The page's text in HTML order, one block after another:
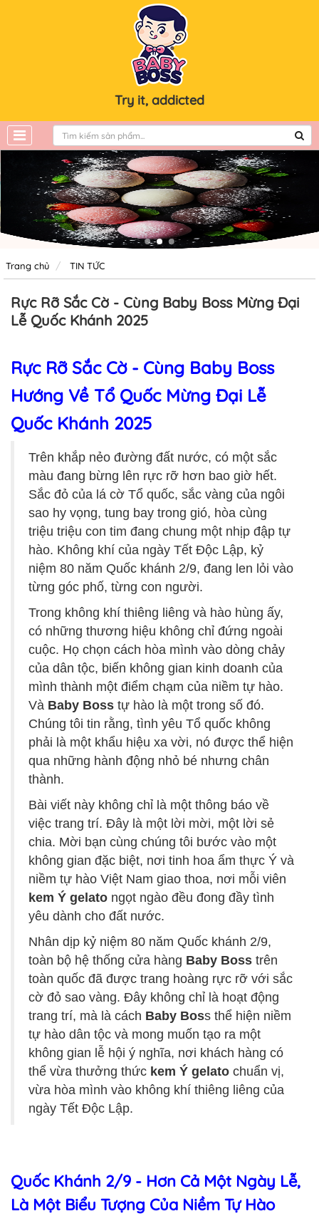
Try it, addicted
Trang chủ TIN TỨC
Rực Rỡ Sắc Cờ - Cùng Baby Boss Mừng Đại
Lễ Quốc Khánh 2025
Rực Rỡ Sắc Cờ - Cùng Baby Boss
Hướng Về Tổ Quốc Mừng Đại Lễ
Quốc Khánh 2025
Trên khắp nẻo đường đất nước, có một sắc
màu đang bừng lên rực rỡ hơn bao giờ hết.
Sắc đỏ của lá cờ Tổ quốc, sắc vàng của ngôi
sao hy vọng, tung bay trong gió, hòa cùng
triệu triệu con tim đang chung một nhịp đập tự
hào. Không khí của ngày Tết Độc Lập, kỷ
niệm 80 năm Quốc khánh 2/9, đang len lỏi vào
từng góc phố, từng con người.
Trong không khí thiêng liêng và hào hùng ấy,
có những thương hiệu không chỉ đứng ngoài
cuộc. Họ chọn cách hòa mình vào dòng chảy
của dân tộc, biến không gian kinh doanh của
mình thành một điểm chạm của niềm tự hào.
Và Baby Boss tự hào là một trong số đó.
Chúng tôi tin rằng, tình yêu Tổ quốc không
phải là một khẩu hiệu xa vời, nó được thể hiện
qua những hành động nhỏ bé nhưng chân
thành.
Bài viết này không chỉ là một thông báo về
việc trang trí. Đây là một lời mời, một lời sẻ
chia. Mời bạn cùng chúng tôi bước vào một
không gian đặc biệt, nơi tinh hoa ẩm thực Ý và
niềm tự hào Việt Nam giao thoa, nơi mỗi viên
kem Ý gelato ngọt ngào đều đong đầy tình
yêu dành cho đất nước.
Nhân dịp kỷ niệm 80 năm Quốc khánh 2/9,
toàn bộ hệ thống cửa hàng Baby Boss trên
toàn quốc đã được trang hoàng rực rỡ với sắc
cờ đỏ sao vàng. Đây không chỉ là hoạt động
trang trí, mà là cách Baby Boss thể hiện niềm
tự hào dân tộc và mong muốn tạo ra một
không gian lễ hội ý nghĩa, nơi khách hàng có
thể vừa thưởng thức kem Ý gelato chuẩn vị,
vừa hòa mình vào không khí thiêng liêng của
ngày Tết Độc Lập.
Quốc Khánh 2/9 - Hơn Cả Một Ngày Lễ,
Là Một Biểu Tượng Của Niềm Tự Hào